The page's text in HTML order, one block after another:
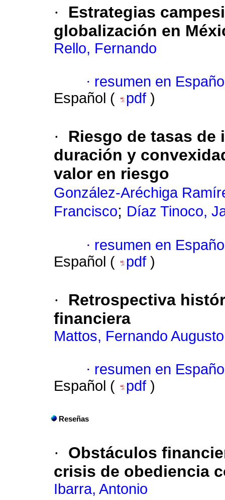
·
Estrategias
globalización en
Rello, Fernando
· resumen en
Español (
pdf )
·
Riesgo de tasas
duración y
valor en riesgo
González-Aréchiga
Francisco; Díaz Tinoco,
· resumen en
Español (
pdf )
·
Retrospectiva
financiera
Mattos, Fernando Augusto
· resumen en
Español (
pdf )
Reseñas
·
Obstáculos
crisis de obediencia
Ibarra, Antonio